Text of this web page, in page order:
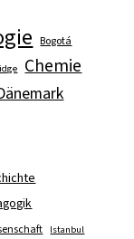
Bogotá
Chemie
Istanbul